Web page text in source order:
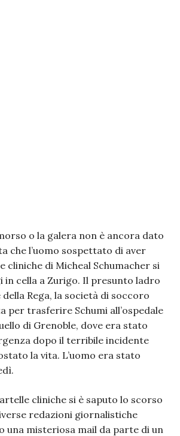
o la galera non è ancora dato
che l’uomo sospettato di aver
cliniche di Micheal Schumacher si
in cella a Zurigo. Il presunto ladro
Rega, la società di soccoro
per trasferire Schumi all’ospedale
di Grenoble, dove era stato
dopo il terribile incidente
la vita. L’uomo era stato
cliniche si è saputo lo scorso
redazioni giornalistiche
una misteriosa mail da parte di un